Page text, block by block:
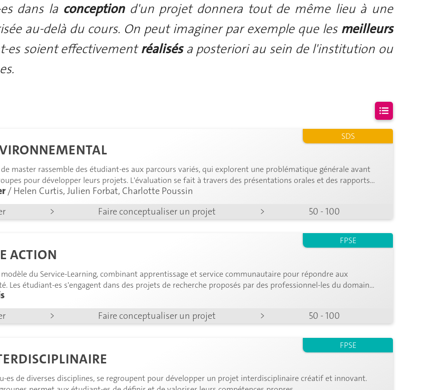
dans la conception d'un projet donnera tout de même lieu à une
au-delà du cours. On peut imaginer par exemple que les meilleurs
es soient effectivementréalisés a posteriori au sein de l'institution ou
projetcorrespondant à vos critères n'a ététrouvé
/ Helen Curtis, Julien Forbat, Charlotte Poussin
SDS
> Faire conceptualiser un projet > 50 - 100
master rassemble des étudiant-es aux parcours variés, qui explorent une problématique générale avant
pour développer leurs projets. L'évaluation se fait à travers des présentations orales et des rapports
ACTION
FPSE
> Faire conceptualiser un projet > 50 - 100
du Service-Learning, combinant apprentissage et service communautaire pour répondre aux
Les étudiant-es s'engagent dans des projets de recherche proposés par des professionnel-les du domaine
sous forme de posters ou d'émissions radio.
FPSE
es de diverses disciplines, se regroupent pour développer un projet interdisciplinaire créatif et innovant.